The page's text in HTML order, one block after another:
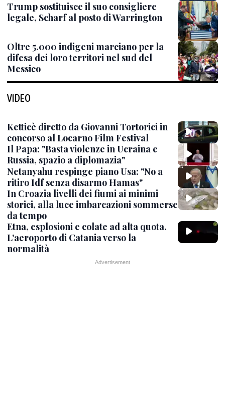
Trump sostituisce il suo consigliere
legale, Scharf al posto di Warrington
Oltre 5.000 indigeni marciano per la
difesa dei loro territori nel sud del
Messico
VIDEO
Ketticè diretto da Giovanni Tortorici in
concorso al Locarno Film Festival
Il Papa: "Basta violenze in Ucraina e
Russia, spazio a diplomazia"
Netanyahu respinge piano Usa: "No a
ritiro Idf senza disarmo Hamas"
In Croazia livelli dei fiumi ai minimi
storici, alla luce imbarcazioni sommerse
da tempo
Etna, esplosioni e colate ad alta quota.
L'aeroporto di Catania verso la
normalità